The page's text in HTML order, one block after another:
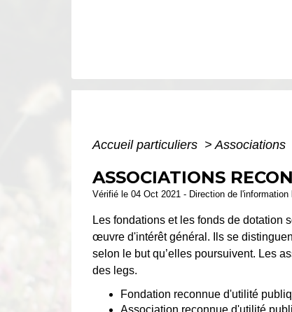
Accueil particuliers > Associations
ASSOCIATIONS
Vérifié le 04 Oct 2021 - Direction de
Les fondations et les fonds de dotation
œuvre d'intérêt général. Ils se
selon le but qu’elles poursuivent. Les
des legs.
Fondation reconnue d'utilité